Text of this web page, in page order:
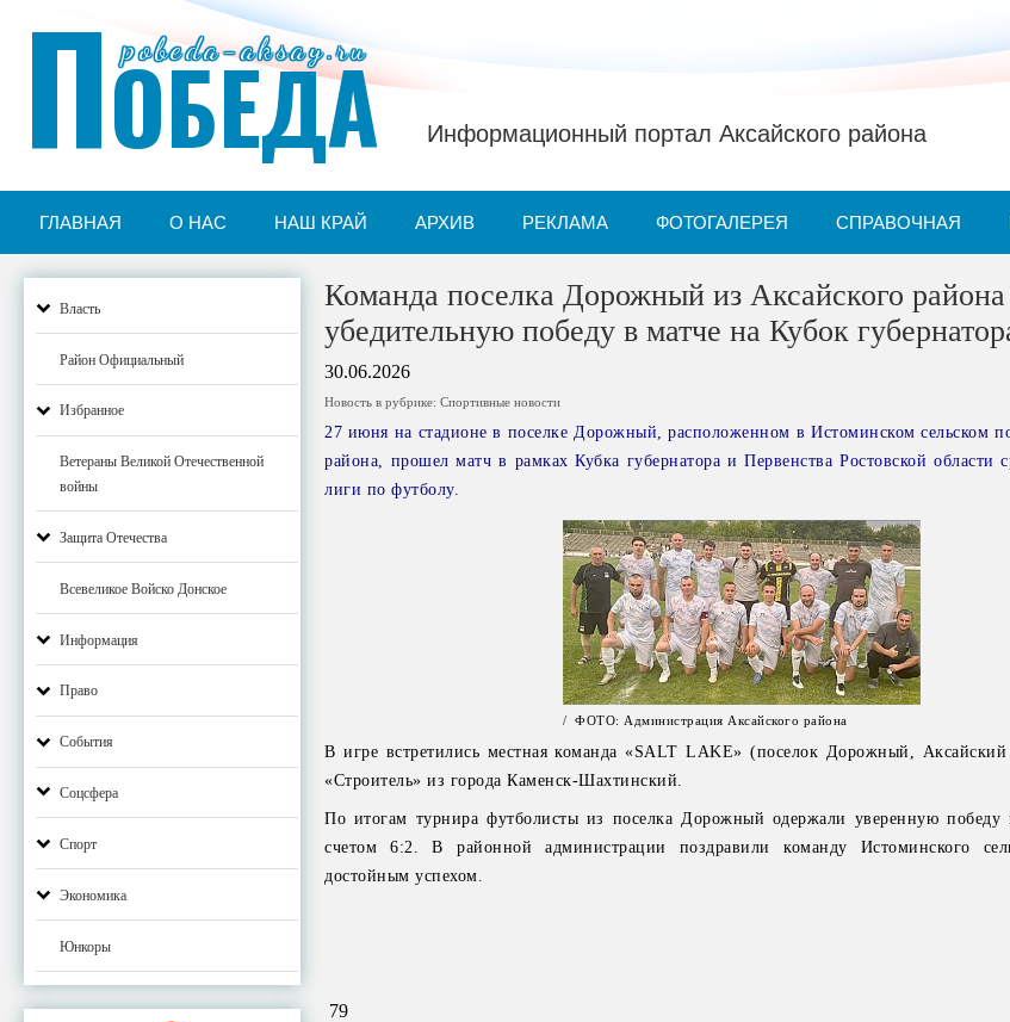
pobeda-aksay.ru
ПОБЕДА Информационный портал Аксайского района
ГЛАВНАЯ О НАС НАШ КРАЙ АРХИВ РЕКЛАМА ФОТОГАЛЕРЕЯ СПРАВОЧНАЯ
Власть
Район Официальный
Избранное
Ветераны Великой Отечественной
войны
Защита Отечества
Всевеликое Войско Донское
Информация
Право
События
Соцсфера
Спорт
Экономика
Юнкоры
Команда поселка Дорожный из Аксайского
убедительную победу в матче на Кубок
30.06.2026
Новость в рубрике:Спортивные новости
27 июня на стадионе в поселке Дорожный, расположенном в Истоминском сельском
района, прошел матч в рамках Кубка губернатора и Первенства Ростовской области
лиги по футболу.
/ ФОТО: Администрация Аксайского района
В игре встретились местная команда «SALT LAKE» (поселок Дорожный,
«Строитель» из города Каменск-Шахтинский.
По итогам турнира футболисты из поселка Дорожный одержали уверенную победу
счетом 6:2. В районной администрации поздравили команду Истоминского
достойным успехом.
79